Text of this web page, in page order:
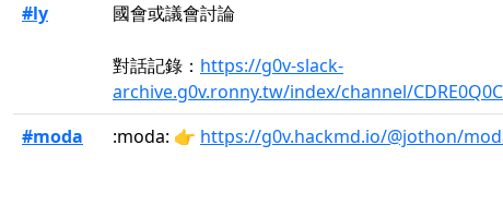
#ly
國會或議會討論
對話記錄： https://g0v-slack-
archive.g0v.ronny.tw/index/channel/
#moda :moda: 👉 https://g0v.hackmd.io/@jothon/